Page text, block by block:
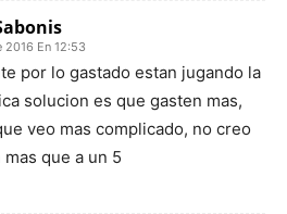
En 12:53
por lo gastado estan jugando la
solucion es que gasten mas,
veo mas complicado, no creo
que a un 5